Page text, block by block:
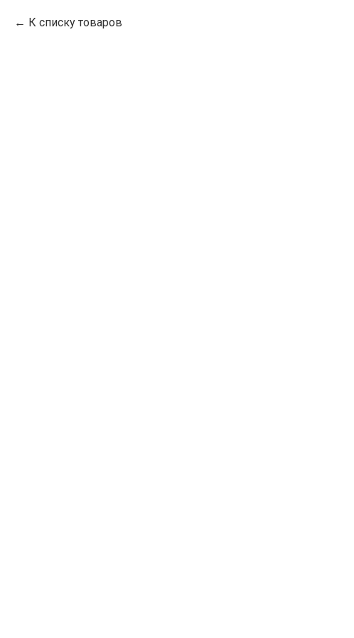
К списку товаров